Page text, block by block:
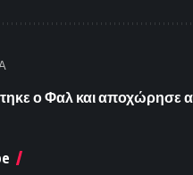
ο Φαλ και αποχώρησε